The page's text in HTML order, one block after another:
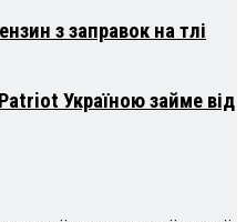
з заправок на тлі
Україною займе від